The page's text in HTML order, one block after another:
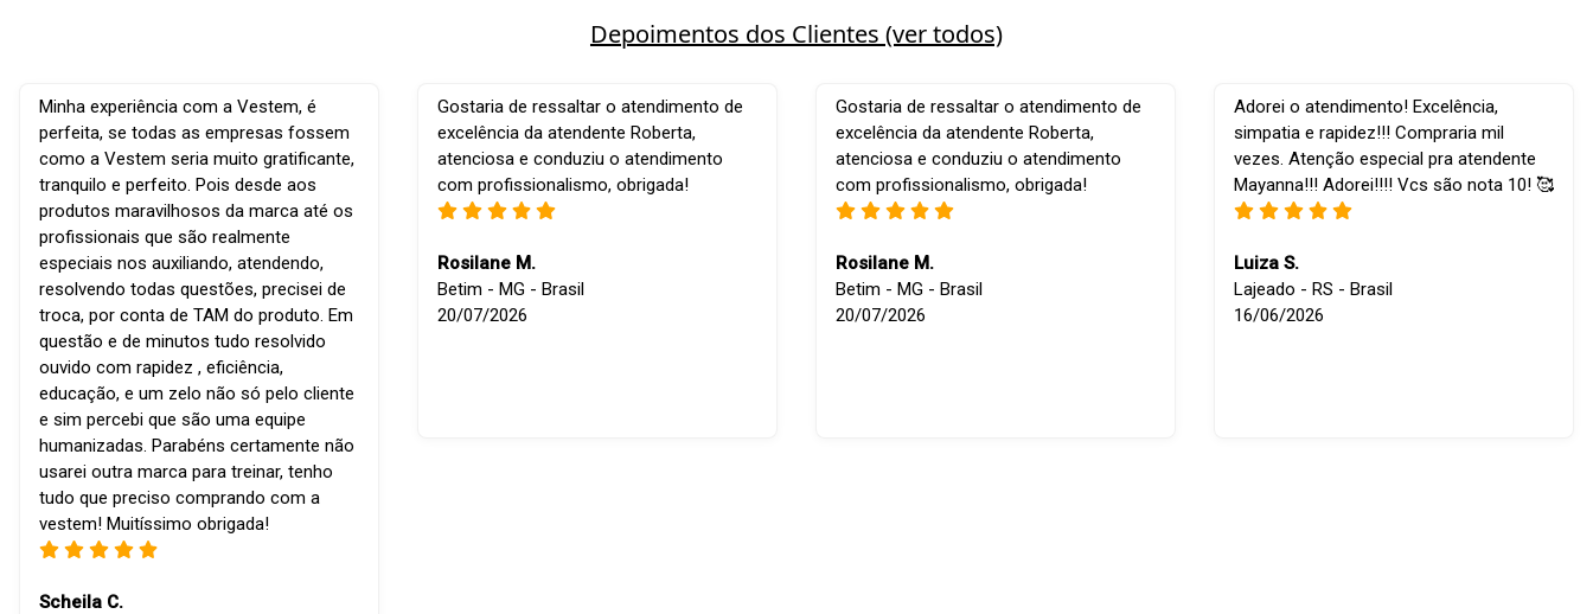
Depoimentos dos Clientes (ver todos)
Minha experiência com a Vestem, é
perfeita, se todas as empresas fossem
como a Vestem seria muito gratificante,
tranquilo e perfeito. Pois desde aos
produtos maravilhosos da marca até os
profissionais que são realmente
especiais nos auxiliando, atendendo,
resolvendo todas questões, precisei de
troca, por conta de TAM do produto. Em
questão e de minutos tudo resolvido
ouvido com rapidez , eficiência,
educação, e um zelo não só pelo cliente
e sim percebi que são uma equipe
humanizadas. Parabéns certamente não
usarei outra marca para treinar, tenho
tudo que preciso comprando com a
vestem! Muitíssimo obrigada!
Scheila C.
Gostaria de ressaltar o atendimento de
excelência da atendente Roberta,
atenciosa e conduziu o atendimento
com profissionalismo, obrigada!
Rosilane M.
Betim - MG - Brasil
20/07/2026
Gostaria de ressaltar o atendimento de
excelência da atendente Roberta,
atenciosa e conduziu o atendimento
com profissionalismo, obrigada!
Rosilane M.
Betim - MG - Brasil
20/07/2026
Adorei o atendimento! Excelência,
simpatia e rapidez!!! Compraria mil
vezes. Atenção especial pra atendente
Mayanna!!! Adorei!!!! Vcs são nota 10! 🥰
Luiza S.
Lajeado - RS - Brasil
16/06/2026